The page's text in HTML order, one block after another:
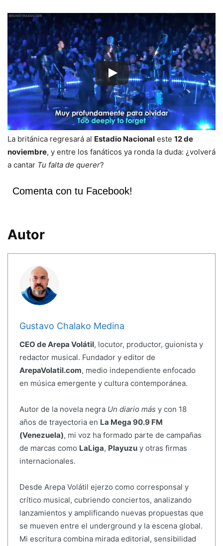
La británica regresará al Estadio Nacional este 12 de
noviembre, y entre los fanáticos ya ronda la duda: ¿volverá
a cantar Tu falta de querer?
Comenta con tu Facebook!
Autor
Gustavo Chalako Medina
CEO de Arepa Volátil, locutor, productor, guionista y
redactor musical. Fundador y editor de
ArepaVolatil.com, medio independiente enfocado
en música emergente y cultura contemporánea.
Autor de la novela negra Un diario más y con 18
años de trayectoria en La Mega 90.9 FM
(Venezuela), mi voz ha formado parte de campañas
de marcas como LaLiga, Playuzuy otras firmas
internacionales.
Desde Arepa Volátil ejerzo como corresponsal y
crítico musical, cubriendo conciertos, analizando
lanzamientos y amplificando nuevas propuestas que
se mueven entre el underground y la escena global.
Mi escritura combina mirada editorial, sensibilidad